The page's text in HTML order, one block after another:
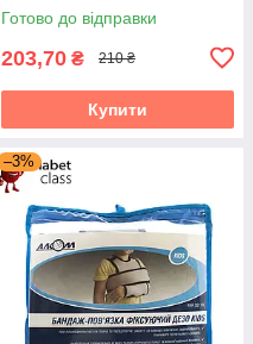
Готово до відправки
203,70 ₴ 210 ₴
Купити
–3%